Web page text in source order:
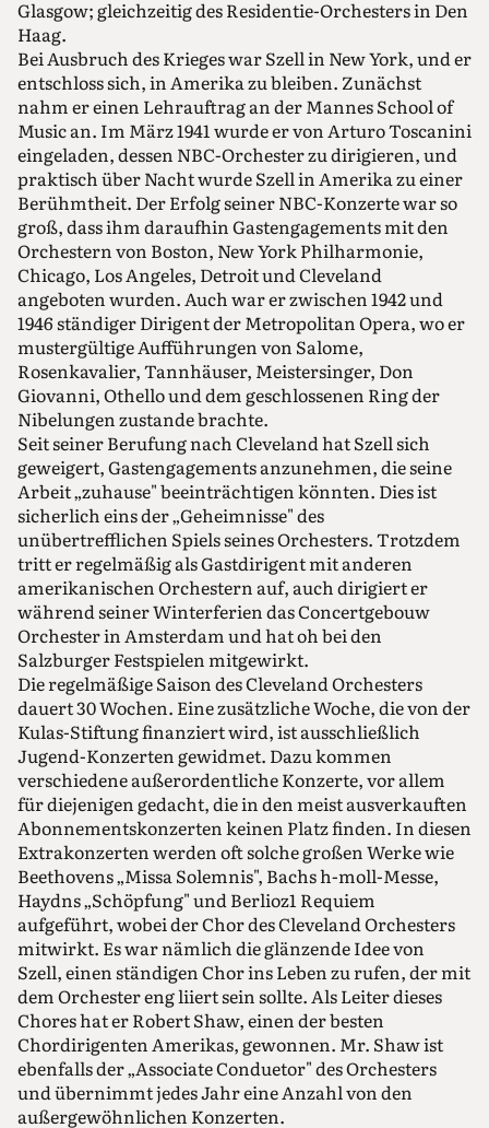
Glasgow; gleichzeitig des Residentie-Orchesters in Den
Haag.
Bei Ausbruch des Krieges war Szell in New York, und er
entschloss sich, in Amerika zu bleiben. Zunächst
nahm er einen Lehrauftrag an der Mannes School of
Music an. Im März 1941 wurde er von Arturo Toscanini
eingeladen, dessen NBC-Orchester zu dirigieren, und
praktisch über Nacht wurde Szell in Amerika zu einer
Berühmtheit. Der Erfolg seiner NBC-Konzerte war so
groß, dass ihm daraufhin Gastengagements mit den
Orchestern von Boston, New York Philharmonie,
Chicago, Los Angeles, Detroit und Cleveland
angeboten wurden. Auch war er zwischen 1942 und
1946 ständiger Dirigent der Metropolitan Opera, wo er
mustergültige Aufführungen von Salome,
Rosenkavalier, Tannhäuser, Meistersinger, Don
Giovanni, Othello und dem geschlossenen Ring der
Nibelungen zustande brachte.
Seit seiner Berufung nach Cleveland hat Szell sich
geweigert, Gastengagements anzunehmen, die seine
Arbeit „zuhause" beeinträchtigen könnten. Dies ist
sicherlich eins der „Geheimnisse" des
unübertrefflichen Spiels seines Orchesters. Trotzdem
tritt er regelmäßig als Gastdirigent mit anderen
amerikanischen Orchestern auf, auch dirigiert er
während seiner Winterferien das Concertgebouw
Orchester in Amsterdam und hat oh bei den
Salzburger Festspielen mitgewirkt.
Die regelmäßige Saison des Cleveland Orchesters
dauert 30 Wochen. Eine zusätzliche Woche, die von der
Kulas-Stiftung finanziert wird, ist ausschließlich
Jugend-Konzerten gewidmet. Dazu kommen
verschiedene außerordentliche Konzerte, vor allem
für diejenigen gedacht, die in den meist ausverkauften
Abonnementskonzerten keinen Platz finden. In diesen
Extrakonzerten werden oft solche großen Werke wie
Beethovens „Missa Solemnis", Bachs h-moll-Messe,
Haydns „Schöpfung" und Berlioz1 Requiem
aufgeführt, wobei der Chor des Cleveland Orchesters
mitwirkt. Es war nämlich die glänzende Idee von
Szell, einen ständigen Chor ins Leben zu rufen, der mit
dem Orchester eng liiert sein sollte. Als Leiter dieses
Chores hat er Robert Shaw, einen der besten
Chordirigenten Amerikas, gewonnen. Mr. Shaw ist
ebenfalls der „Associate Conduetor" des Orchesters
und übernimmt jedes Jahr eine Anzahl von den
außergewöhnlichen Konzerten.